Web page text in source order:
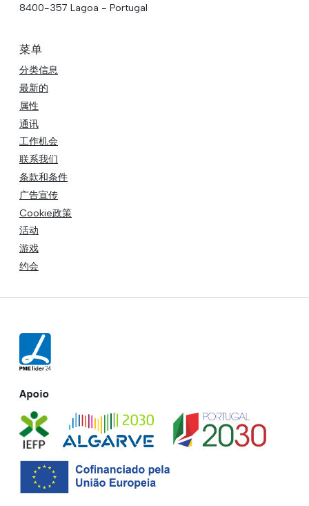
8400-357 Lagoa - Portugal
菜单
分类信息
最新的
属性
通讯
工作机会
联系我们
条款和条件
广告宣传
Cookie政策
活动
游戏
约会
Apoio